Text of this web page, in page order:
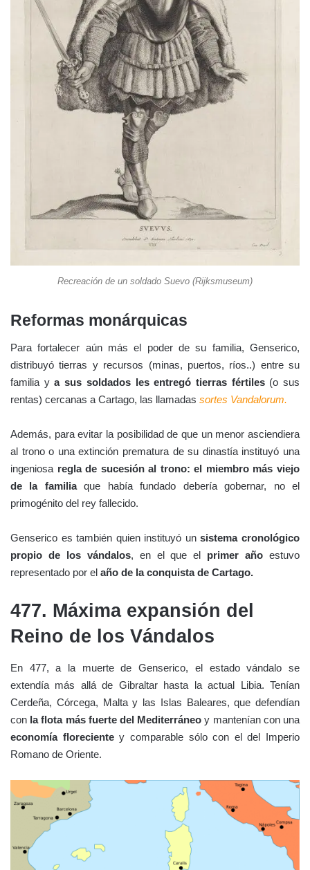
Recreación de un soldado Suevo (Rijksmuseum)
Reformas monárquicas
Para fortalecer aún más el poder de su familia, Genserico,
distribuyó tierras y recursos (minas, puertos, ríos..) entre su
familia ya sus soldados les entregó tierras fértiles (o sus
rentas) cercanas a Cartago, las llamadas sortes Vandalorum.
Además, para evitar la posibilidad de que un menor asciendiera
al trono o una extinción prematura de su dinastía instituyó una
ingeniosa regla de sucesión al trono: el miembro más viejo
de la familiaque había fundado debería gobernar, no el
primogénito del rey fallecido.
Genserico es también quien instituyó unsistema cronológico
propio de los vándalos, en el que el primer año estuvo
representado por el año de la conquista de Cartago.
477. Máxima expansión del
Reino de los Vándalos
En 477, a la muerte de Genserico, el estado vándalo se
extendía más allá de Gibraltar hasta la actual Libia. Tenían
Cerdeña, Córcega, Malta y las Islas Baleares, que defendían
con la flota más fuerte del Mediterráneo y mantenían con una
economía florecientey comparable sólo con el del Imperio
Romano de Oriente.